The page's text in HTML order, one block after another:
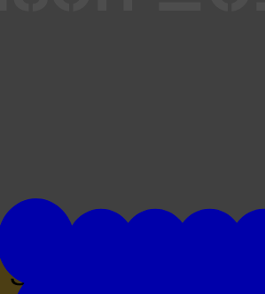
Suivez toutes les